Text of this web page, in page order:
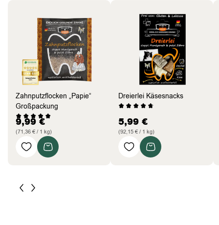
Zahnputzflocken „Papie“
Großpackung
9,99€
(71,36 € / 1 kg)
Dreierlei Käsesnacks
5,99 €
(92,15 € / 1 kg)